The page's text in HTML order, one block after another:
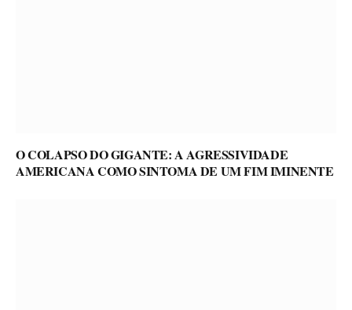
O COLAPSO DO GIGANTE: A AGRESSIVIDADE
AMERICANA COMO SINTOMA DE UM FIM IMINENTE